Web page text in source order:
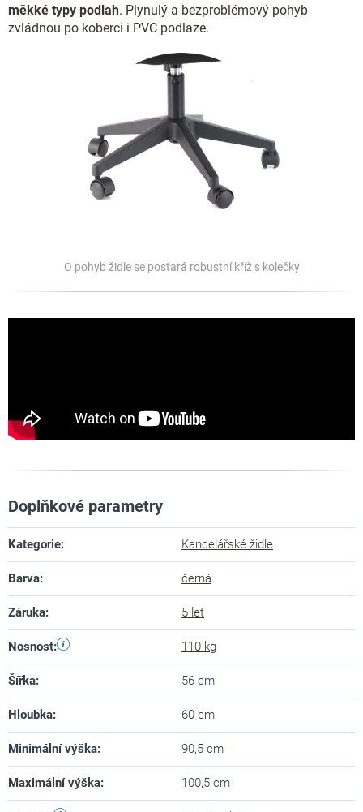
měkké typy podlah. Plynulý a bezproblémový pohyb
zvládnou po koberci i PVC podlaze.
O pohyb židle se postará robustní kříž s kolečky
Doplňkové parametry
Kategorie: Kancelářské židle
Barva: černá
Záruka: 5 let
Nosnost: 110 kg
Šířka: 56 cm
Hloubka: 60 cm
Minimální výška: 90,5 cm
Maximální výška: 100,5 cm